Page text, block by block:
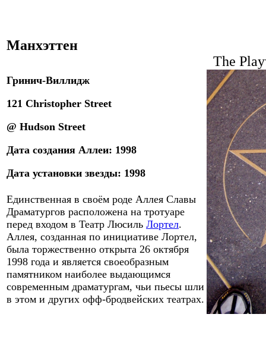
Манхэттен
The
Гринич-Виллидж
121 Christopher Street
@ Hudson Street
Дата создания Аллеи: 1998
Дата установки звезды: 1998
Единственная в своём роде Аллея Славы
Драматургов расположена на тротуаре
перед входом в Театр Люсиль Лортел.
Аллея, созданная по инициативе Лортел,
была торжественно открыта 26 октября
1998 года и является своеобразным
памятником наиболее выдающимся
современным драматургам, чьи пьесы шли
в этом и других офф-бродвейских театрах.